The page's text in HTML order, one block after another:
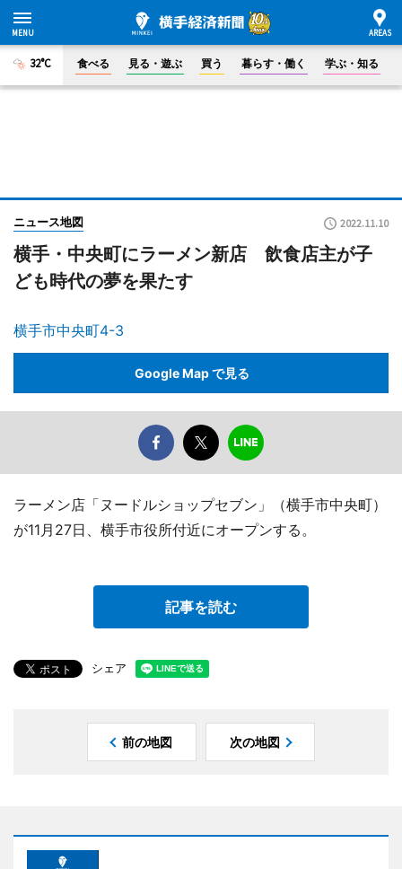
32°C 食べる 見る・遊ぶ 買う 暮らす・働く 学ぶ・知る
ニュース地図 2022.11.10
横手・中央町にラーメン新店 飲食店主が子
ども時代の夢を果たす
横手市中央町4-3
Google Map で見る
ラーメン店「ヌードルショップセブン」（横手市中央町）
が11月27日、横手市役所付近にオープンする。
記事を読む
シェア
前の地図 次の地図